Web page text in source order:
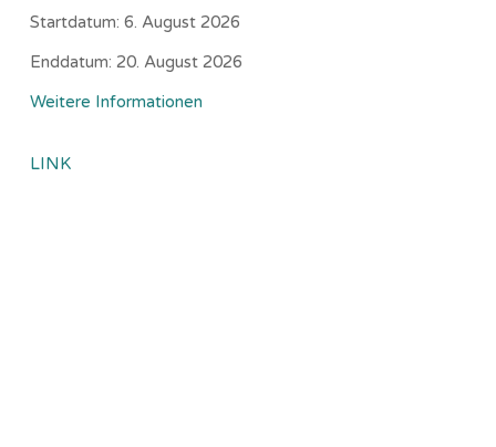
Startdatum: 6. August 2026
Enddatum: 20. August 2026
Weitere Informationen
LINK